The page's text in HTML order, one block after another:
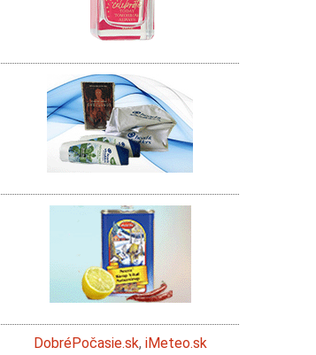
DobréPočasie.sk, iMeteo.sk